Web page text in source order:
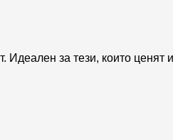
за тези, които ценят